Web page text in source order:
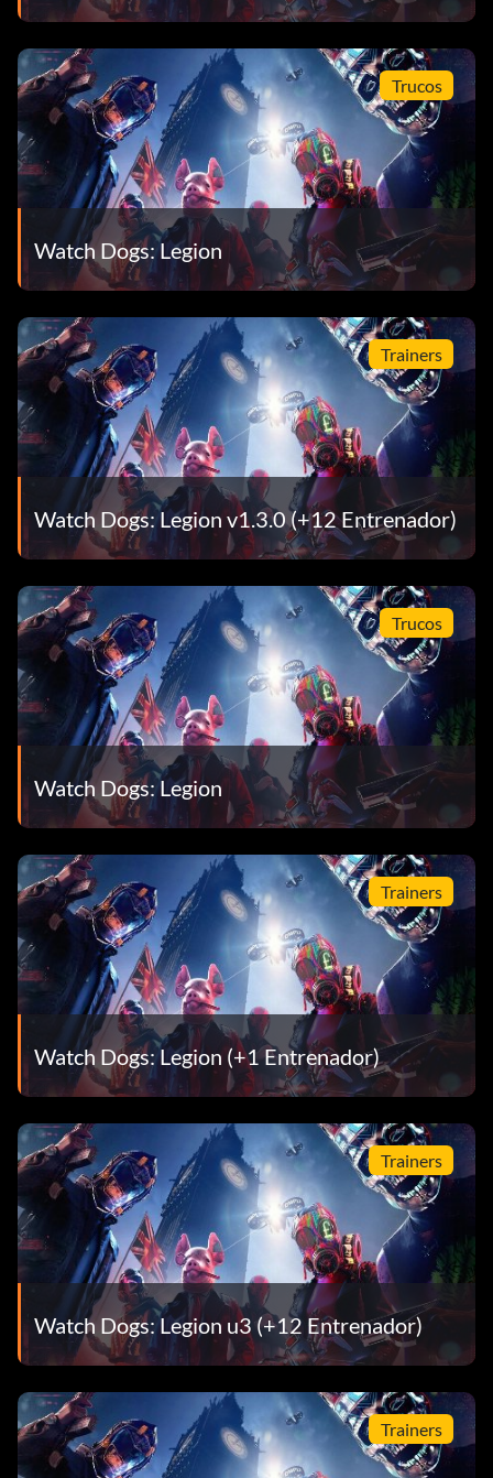
Trucos
Watch Dogs: Legion
Trainers
Watch Dogs: Legion v1.3.0 (+12 Entrenador)
Trucos
Watch Dogs: Legion
Trainers
Watch Dogs: Legion (+1 Entrenador)
Trainers
Watch Dogs: Legion u3 (+12 Entrenador)
Trainers